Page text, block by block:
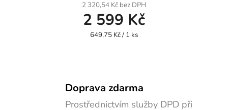
2 320,54 Kč bez DPH
2 599 Kč
Měrná
649,75 Kč / 1 ks
Doprava zdarma
Prostřednictvím služby DPD při